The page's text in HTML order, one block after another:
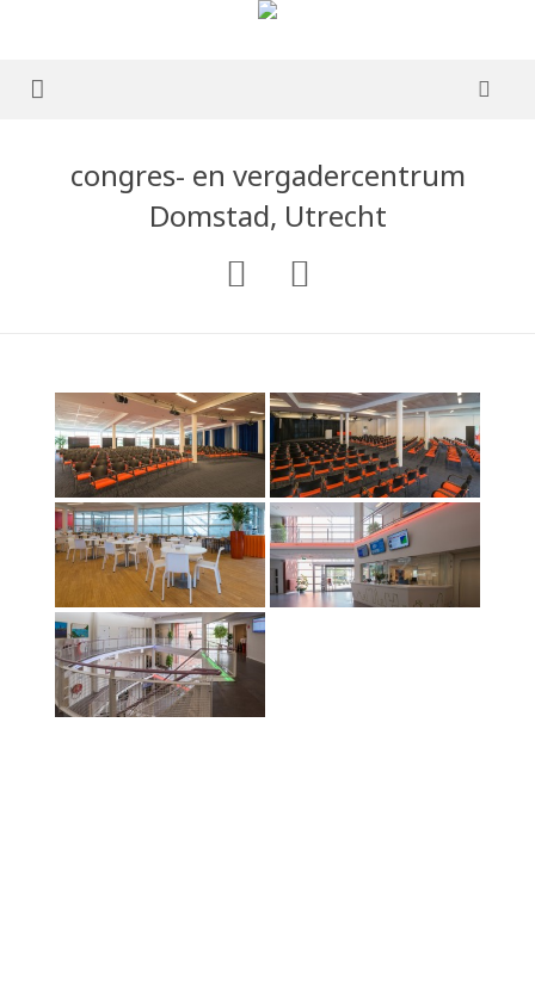
publicaties
ervaringen
contact
portret
architectuur
congres- en vergadercentrum
Domstad, Utrecht